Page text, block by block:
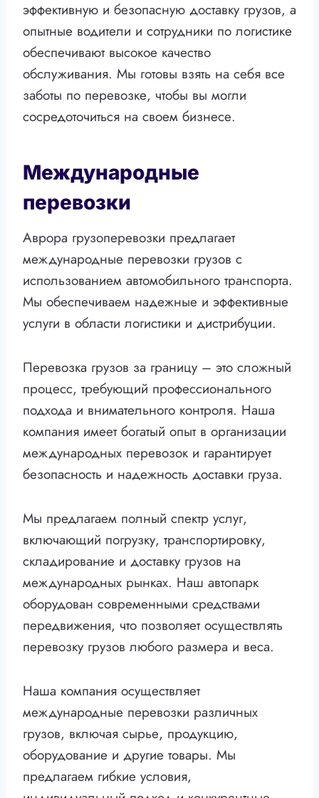
эффективную и безопасную доставку грузов, а
опытные водители и сотрудники по логистике
обеспечивают высокое качество
обслуживания. Мы готовы взять на себя все
заботы по перевозке, чтобы вы могли
сосредоточиться на своем бизнесе.
Международные
перевозки
Аврора грузоперевозки предлагает
международные перевозки грузов с
использованием автомобильного транспорта.
Мы обеспечиваем надежные и эффективные
услуги в области логистики и дистрибуции.
Перевозка грузов за границу – это сложный
процесс, требующий профессионального
подхода и внимательного контроля. Наша
компания имеет богатый опыт в организации
международных перевозок и гарантирует
безопасность и надежность доставки груза.
Мы предлагаем полный спектр услуг,
включающий погрузку, транспортировку,
складирование и доставку грузов на
международных рынках. Наш автопарк
оборудован современными средствами
передвижения, что позволяет осуществлять
перевозку грузов любого размера и веса.
Наша компания осуществляет
международные перевозки различных
грузов, включая сырье, продукцию,
оборудование и другие товары. Мы
предлагаем гибкие условия,